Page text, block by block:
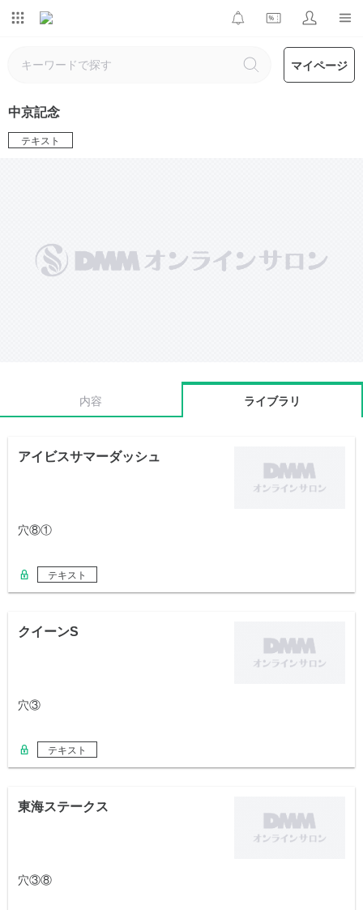
マイページ
中京記念
テキスト
内容 ライブラリ
アイビスサマーダッシュ
穴⑧①
テキスト
クイーンS
穴③
テキスト
東海ステークス
穴③⑧